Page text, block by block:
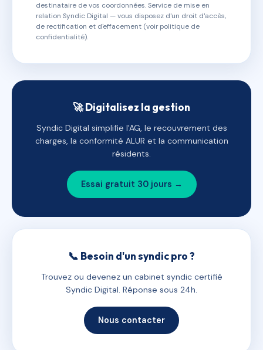
destinataire de vos coordonnées. Service de mise en
relation Syndic Digital — vous disposez d'un droit d'accès,
de rectification et d'effacement (voir politique de
confidentialité).
🚀 Digitalisez la gestion
Syndic Digital simplifie l'AG, le recouvrement des
charges, la conformité ALUR et la communication
résidents.
Essai gratuit 30 jours →
📞 Besoin d'un syndic pro ?
Trouvez ou devenez un cabinet syndic certifié
Syndic Digital. Réponse sous 24h.
Nous contacter